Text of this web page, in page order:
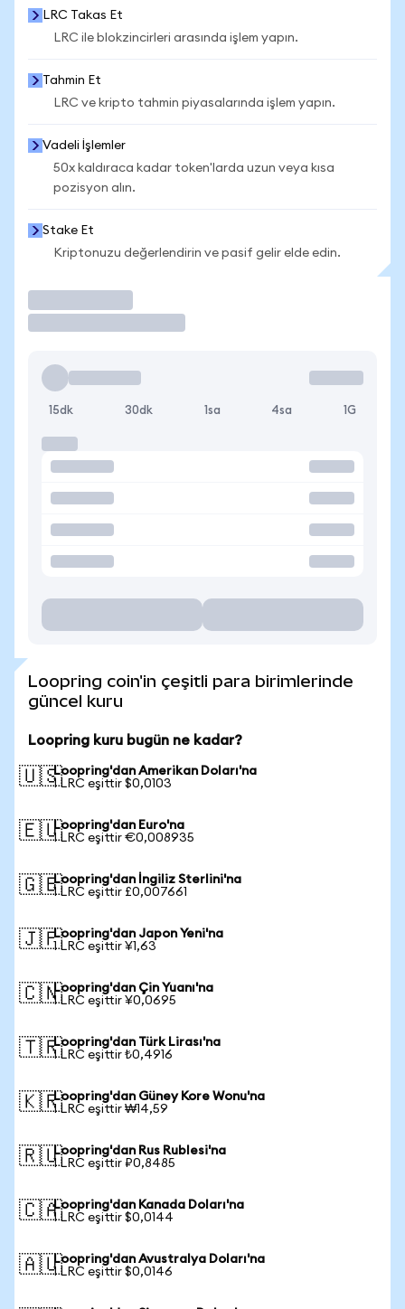
LRC Takas Et
LRC ile blokzincirleri arasında işlem yapın.
Tahmin Et
LRC ve kripto tahmin piyasalarında işlem yapın.
Vadeli İşlemler
50x kaldıraca kadar token'larda uzun veya kısa
pozisyon alın.
Stake Et
Kriptonuzu değerlendirin ve pasif gelir elde edin.
15dk 30dk 1sa 4sa 1G
Loopring coin'in çeşitli para birimlerinde
güncel kuru
Loopring kuru bugün ne kadar?
🇺🇸Loopring'dan Amerikan Doları'na
1 LRC eşittir $0,0103
🇪🇺Loopring'dan Euro'na
1 LRC eşittir €0,008935
🇬🇧Loopring'dan İngiliz Sterlini'na
1 LRC eşittir £0,007661
🇯🇵Loopring'dan Japon Yeni'na
1 LRC eşittir ¥1,63
🇨🇳Loopring'dan Çin Yuanı'na
1 LRC eşittir ¥0,0695
🇹🇷Loopring'dan Türk Lirası'na
1 LRC eşittir ₺0,4916
🇰🇷Loopring'dan Güney Kore Wonu'na
1 LRC eşittir ₩14,59
🇷🇺Loopring'dan Rus Rublesi'na
1 LRC eşittir ₽0,8485
🇨🇦Loopring'dan Kanada Doları'na
1 LRC eşittir $0,0144
🇦🇺Loopring'dan Avustralya Doları'na
1 LRC eşittir $0,0146